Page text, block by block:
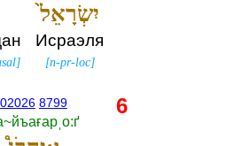
יִשְׂרָאֵל֙
Исраэля
[n-pr-loc]
]
02026 8799 6